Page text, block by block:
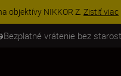
doplňte si svoju výbavu ešte
Bezplatné vrátenie bez